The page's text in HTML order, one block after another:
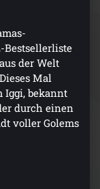
Bestsellerliste
der Welt
Mal
Iggi, bekannt
durch einen
voller Golems